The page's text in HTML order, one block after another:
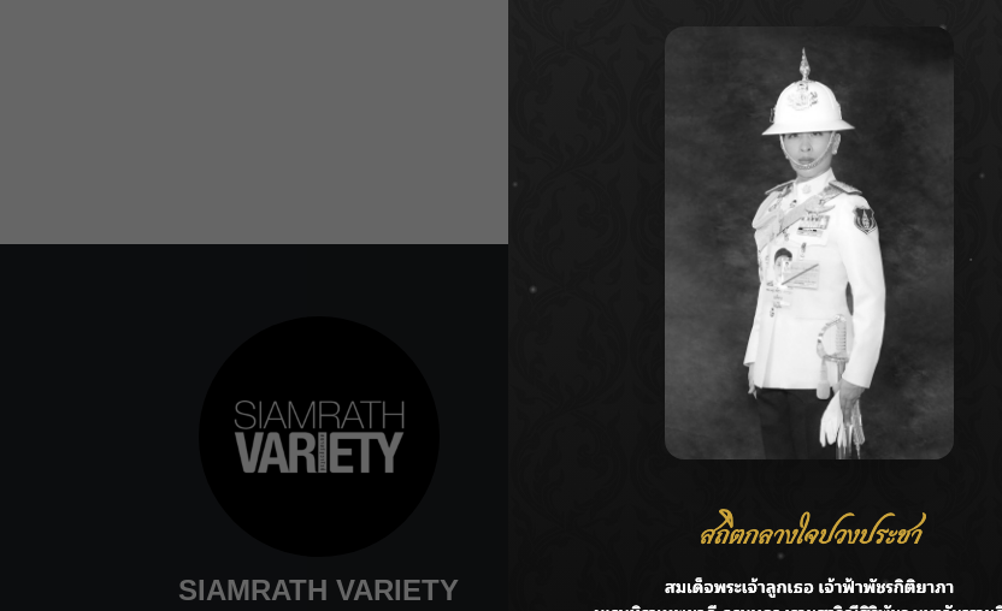
SIAMRATH VARIETY
กรมชลฯ รับฟังประชาชน ติดตามแก้ปัญหาโครงการประตู
ลาโลกนี้ ให้ใส่บาตรสิ่งนั้นไว้ตอนยังมีชีวิต”
ราชเลขานุการในพระองค์ฯ ติดตามโครงการหุบกะพง–ห้วย
ทรายใต้ เสริมความมั่นคงน้ำเพชรบุรี